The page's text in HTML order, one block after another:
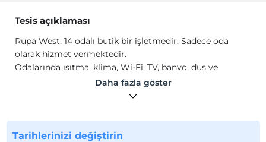
Tesis açıklaması
Rupa West, 14 odalı butik bir işletmedir. Sadece oda
olarak hizmet vermektedir.
Odalarında ısıtma, klima, Wi-Fi, TV, banyo, duş ve
ücretsiz banyo malzemeleri gibi olanaklar mevcuttur.
Çeşme Alaçatı'da konumlanmaktadır.
Daha fazla göster
Tarihlerinizi değiştirin